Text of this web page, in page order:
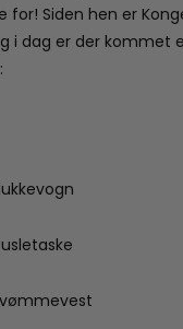
for! Siden hen er
i dag er der kommet